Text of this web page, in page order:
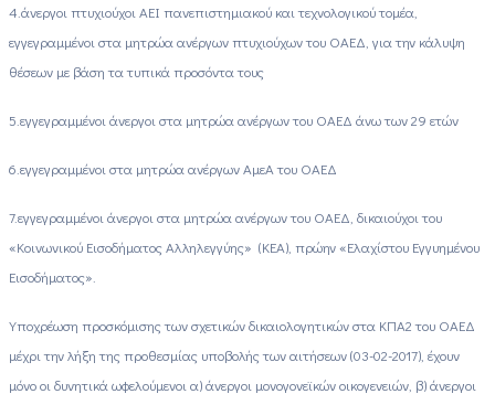
4.άνεργοι πτυχιούχοι ΑΕΙ πανεπιστημιακού και τεχνολογικού τομέα,
εγγεγραμμένοι στα μητρώα ανέργων πτυχιούχων του ΟΑΕΔ, για την κάλυψη
θέσεων με βάση τα τυπικά προσόντα τους
5.εγγεγραμμένοι άνεργοι στα μητρώα ανέργων του ΟΑΕΔ άνω των 29 ετών
6.εγγεγραμμένοι στα μητρώα ανέργων ΑμεΑ του ΟΑΕΔ
7.εγγεγραμμένοι άνεργοι στα μητρώα ανέργων του ΟΑΕΔ, δικαιούχοι του
«Κοινωνικού Εισοδήματος Αλληλεγγύης» (ΚΕΑ), πρώην «Ελαχίστου Εγγυημένου
Εισοδήματος».
Υποχρέωση προσκόμισης των σχετικών δικαιολογητικών στα ΚΠΑ2 του ΟΑΕΔ
μέχρι την λήξη της προθεσμίας υποβολής των αιτήσεων (03-02-2017), έχουν
μόνο οι δυνητικά ωφελούμενοι α) άνεργοι μονογονεϊκών οικογενειών, β) άνεργοι